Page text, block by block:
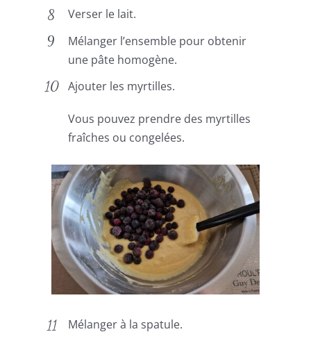
Verser le lait.
Mélanger l’ensemble pour obtenir
une pâte homogène.
Ajouter les myrtilles.
Vous pouvez prendre des myrtilles
fraîches ou congelées.
Mélanger à la spatule.